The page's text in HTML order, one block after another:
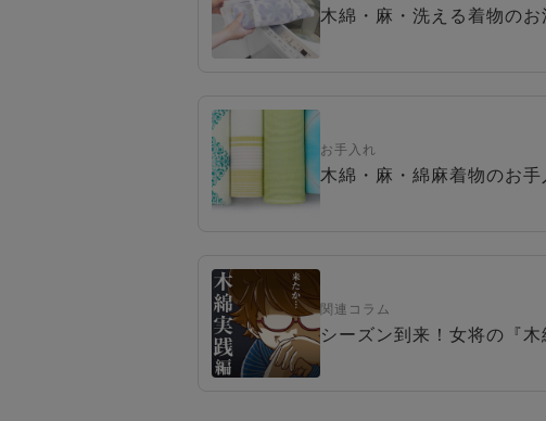
木綿・麻・洗える着物のお
お手入れ
木綿・麻・綿麻着物のお手
関連コラム
シーズン到来！女将の『